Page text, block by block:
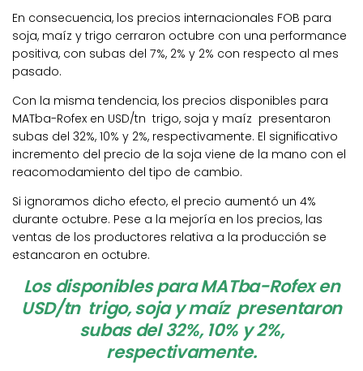
En consecuencia, los precios internacionales FOB para
soja, maíz y trigo cerraron octubre con una performance
positiva, con subas del 7%, 2% y 2% con respecto al mes
pasado.
Con la misma tendencia, los precios disponibles para
MATba-Rofex en USD/tn trigo, soja y maíz presentaron
subas del 32%, 10% y 2%, respectivamente. El significativo
incremento del precio de la soja viene de la mano con el
reacomodamiento del tipo de cambio.
Si ignoramos dicho efecto, el precio aumentó un 4%
durante octubre. Pese a la mejoría en los precios, las
ventas de los productores relativa a la producción se
estancaron en octubre.
Los disponibles para MATba-Rofex en
USD/tn trigo, soja y maíz presentaron
subas del 32%, 10% y 2%,
respectivamente.